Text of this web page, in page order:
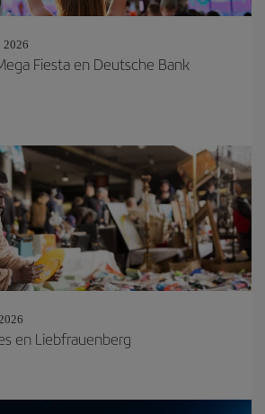
2026
Fiesta en Deutsche Bank
en Liebfrauenberg